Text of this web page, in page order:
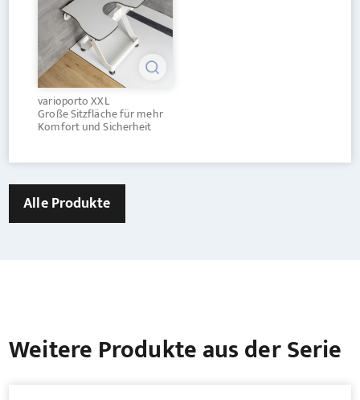
varioporto XXL
Große Sitzfläche für mehr
Komfort und Sicherheit
Alle Produkte
Weitere Produkte aus der Serie